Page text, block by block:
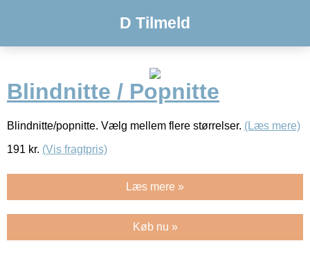
D Tilmeld
Blindnitte / Popnitte
Blindnitte/popnitte. Vælg mellem flere størrelser. (Læs mere)
191 kr. (Vis fragtpris)
Læs mere »
Køb nu »